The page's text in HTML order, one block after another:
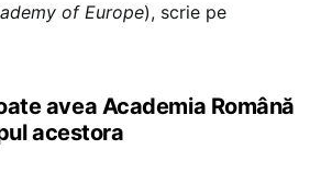
of Europe), scrie pe
avea Academia Română
acestora